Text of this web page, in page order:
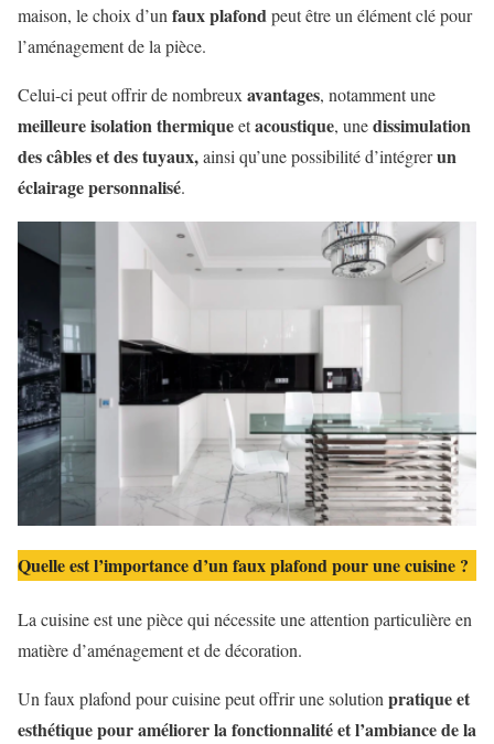
maison, le choix d’un faux plafondpeut être un élément clé pour
l’aménagement de la pièce.
Celui-ci peut offrir de nombreux avantages, notamment une
meilleure isolation thermiqueetacoustique, unedissimulation
des câbles et des tuyaux,ainsi qu’une possibilité d’intégrerun
éclairage personnalisé.
Quelle est l’importance d’un faux plafond pour une cuisine ?
La cuisine est une pièce qui nécessite une attention particulière en
matière d’aménagement et de décoration.
Un faux plafond pour cuisine peut offrir une solutionpratique et
esthétique pour améliorer la fonctionnalité et l’ambiance de la